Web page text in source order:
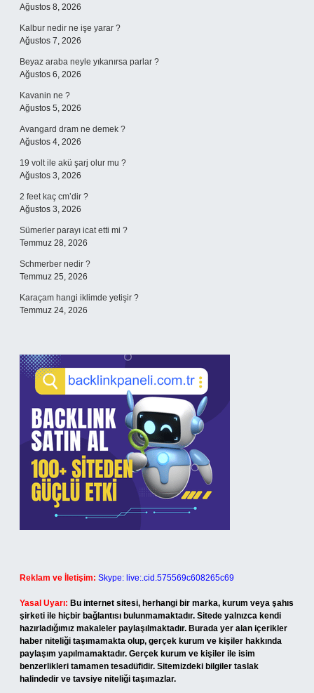
Ağustos 8, 2026
Kalbur nedir ne işe yarar ?
Ağustos 7, 2026
Beyaz araba neyle yıkanırsa parlar ?
Ağustos 6, 2026
Kavanin ne ?
Ağustos 5, 2026
Avangard dram ne demek ?
Ağustos 4, 2026
19 volt ile akü şarj olur mu ?
Ağustos 3, 2026
2 feet kaç cm’dir ?
Ağustos 3, 2026
Sümerler parayı icat etti mi ?
Temmuz 28, 2026
Schmerber nedir ?
Temmuz 25, 2026
Karaçam hangi iklimde yetişir ?
Temmuz 24, 2026
Reklam ve İletişim: Skype: live:.cid.575569c608265c69
Yasal Uyarı: Bu internet sitesi, herhangi bir marka, kurum veya şahıs
şirketi ile hiçbir bağlantısı bulunmamaktadır. Sitede yalnızca kendi
hazırladığımız makaleler paylaşılmaktadır. Burada yer alan içerikler
haber niteliği taşımamakta olup, gerçek kurum ve kişiler hakkında
paylaşım yapılmamaktadır. Gerçek kurum ve kişiler ile isim
benzerlikleri tamamen tesadüfidir. Sitemizdeki bilgiler taslak
halindedir ve tavsiye niteliği taşımazlar.